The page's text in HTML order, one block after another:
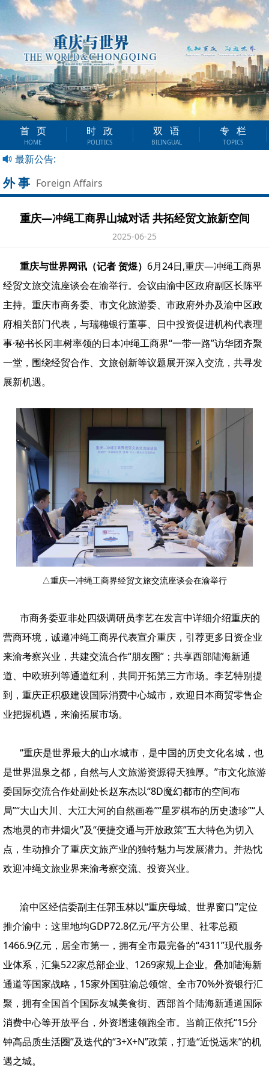
首页
HOME
时政
POLITICS
双语
BILINGUAL
专栏
TOPICS
最新公告:
外事 Foreign Affairs
重庆—冲绳工商界山城对话 共拓经贸文旅新空间
2025-06-25
重庆与世界网讯（记者 贺煜） 6月24日,重庆—冲绳工商界
经贸文旅交流座谈会在渝举行。会议由渝中区政府副区长陈平
主持。重庆市商务委、市文化旅游委、市政府外办及渝中区政
府相关部门代表，与瑞穗银行董事、日中投资促进机构代表理
事·秘书长冈丰树率领的日本冲绳工商界“一带一路”访华团齐聚
一堂，围绕经贸合作、文旅创新等议题展开深入交流，共寻发
展新机遇。
△重庆—冲绳工商界经贸文旅交流座谈会在渝举行
市商务委亚非处四级调研员李艺在发言中详细介绍重庆的
营商环境，诚邀冲绳工商界代表宣介重庆，引荐更多日资企业
来渝考察兴业，共建交流合作“朋友圈”；共享西部陆海新通
道、中欧班列等通道红利，共同开拓第三方市场。李艺特别提
到，重庆正积极建设国际消费中心城市，欢迎日本商贸零售企
业把握机遇，来渝拓展市场。
“重庆是世界最大的山水城市，是中国的历史文化名城，也
是世界温泉之都，自然与人文旅游资源得天独厚。”市文化旅游
委国际交流合作处副处长赵东杰以“8D魔幻都市的空间布
局”“大山大川、大江大河的自然画卷”“星罗棋布的历史遗珍”“人
杰地灵的市井烟火”及“便捷交通与开放政策”五大特色为切入
点，生动推介了重庆文旅产业的独特魅力与发展潜力。并热忱
欢迎冲绳文旅业界来渝考察交流、投资兴业。
渝中区经信委副主任郭玉林以“重庆母城、世界窗口”定位
推介渝中：这里地均GDP72.8亿元/平方公里、社零总额
1466.9亿元，居全市第一，拥有全市最完备的“4311”现代服务
业体系，汇集522家总部企业、1269家规上企业。叠加陆海新
通道等国家战略，15家外国驻渝总领馆、全市70%外资银行汇
聚，拥有全国首个国际友城美食街、西部首个陆海新通道国际
消费中心等开放平台，外资增速领跑全市。当前正依托“15分
钟高品质生活圈”及迭代的“3+X+N”政策，打造“近悦远来”的机
遇之城。